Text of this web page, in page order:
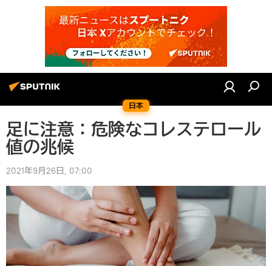
日本
足に注意：危険なコレステロール
値の兆候
2021年9月26日, 07:00